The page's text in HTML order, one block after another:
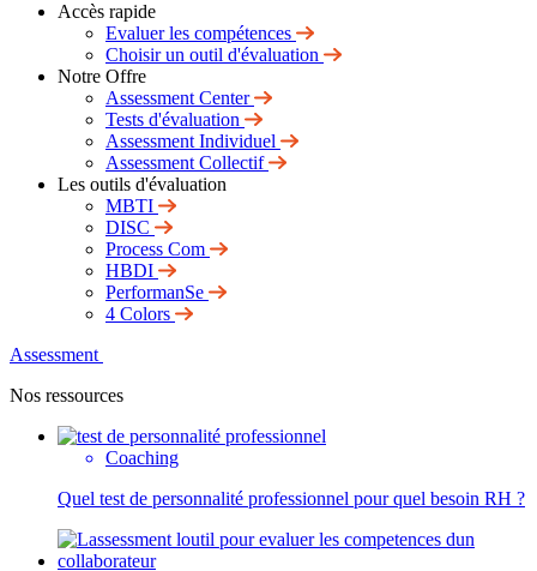
Accès rapide
Evaluer les compétences
Choisir un outil d'évaluation
Notre Offre
Assessment Center
Tests d'évaluation
Assessment Individuel
Assessment Collectif
Les outils d'évaluation
MBTI
DISC
Process Com
HBDI
PerformanSe
4 Colors
Assessment
Nos ressources
Coaching
Quel test de personnalité professionnel pour quel besoin RH ?